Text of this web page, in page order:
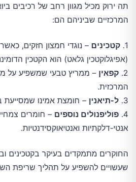
תה ירוק מכיל מגוון רחב של רכיבים
המרכזיים שביניהם הם:
1. קטכינים
(אפיגלוקטכין גלאט) הוא הקטכין
2. קפאין – ממריץ טבעי שמשפיע על
המרכזית.
3. ל-תיאנין – חומצת אמינו שמסייעת
4. פוליפנולים נוספים – חומרים
אנטי-דלקתיות ואנטיאוקסידנטיות.
החוקרים מתמקדים בעיקר בקטכינים
שעשויים להשפיע על תהליך שריפת